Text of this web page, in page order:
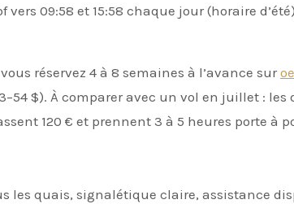
vers 09:58 et 15:58 chaque jour (horaire
réservez 4 à 8 semaines à l’avance sur
$). À comparer avec un vol en juillet : les
120 € et prennent 3 à 5 heures porte à
les quais, signalétique claire, assistance